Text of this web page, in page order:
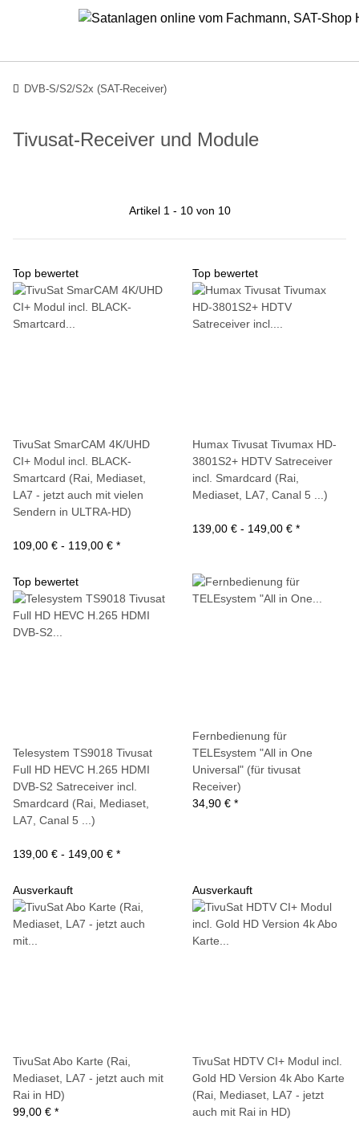
DVB-S/S2/S2x (SAT-Receiver)
Tivusat-Receiver und Module
Artikel 1 - 10 von 10
Top bewertet
TivuSat SmarCAM 4K/UHD
CI+ Modul incl. BLACK-
Smartcard (Rai, Mediaset,
LA7 - jetzt auch mit vielen
Sendern in ULTRA-HD)
109,00 € - 119,00 € *
Top bewertet
Humax Tivusat Tivumax HD-
3801S2+ HDTV Satreceiver
incl. Smardcard (Rai,
Mediaset, LA7, Canal 5 ...)
139,00 € - 149,00 € *
Top bewertet
Telesystem TS9018 Tivusat
Full HD HEVC H.265 HDMI
DVB-S2 Satreceiver incl.
Smardcard (Rai, Mediaset,
LA7, Canal 5 ...)
139,00 € - 149,00 € *
Fernbedienung für
TELEsystem "All in One
Universal" (für tivusat
Receiver)
34,90 € *
Ausverkauft
TivuSat Abo Karte (Rai,
Mediaset, LA7 - jetzt auch mit
Rai in HD)
99,00 € *
Ausverkauft
TivuSat HDTV CI+ Modul incl.
Gold HD Version 4k Abo Karte
(Rai, Mediaset, LA7 - jetzt
auch mit Rai in HD)